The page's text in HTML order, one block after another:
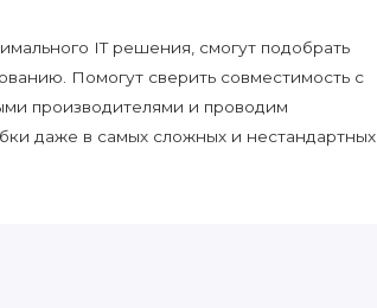
IT решения, смогут подобрать
Помогут сверить совместимость с
производителями и проводим
даже в самых сложных и нестандартных